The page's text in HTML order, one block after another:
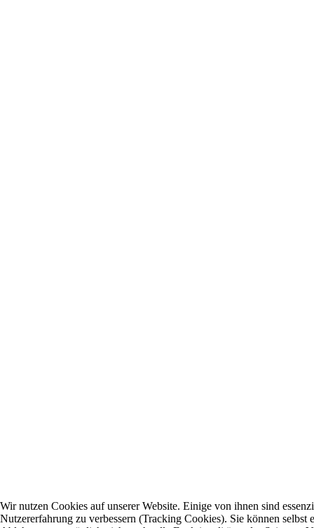
Wir nutzen Cookies auf unserer Website. Einige von ihnen sind
Nutzererfahrung zu verbessern (Tracking Cookies). Sie können selbst